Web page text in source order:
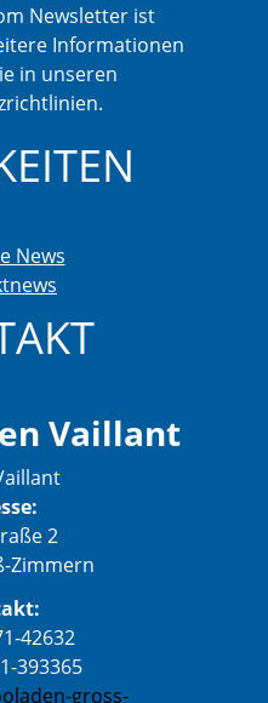
Newsletter ist
Informationen
in unseren
News
Vaillant
2
Zimmern
42632
393365
gross-